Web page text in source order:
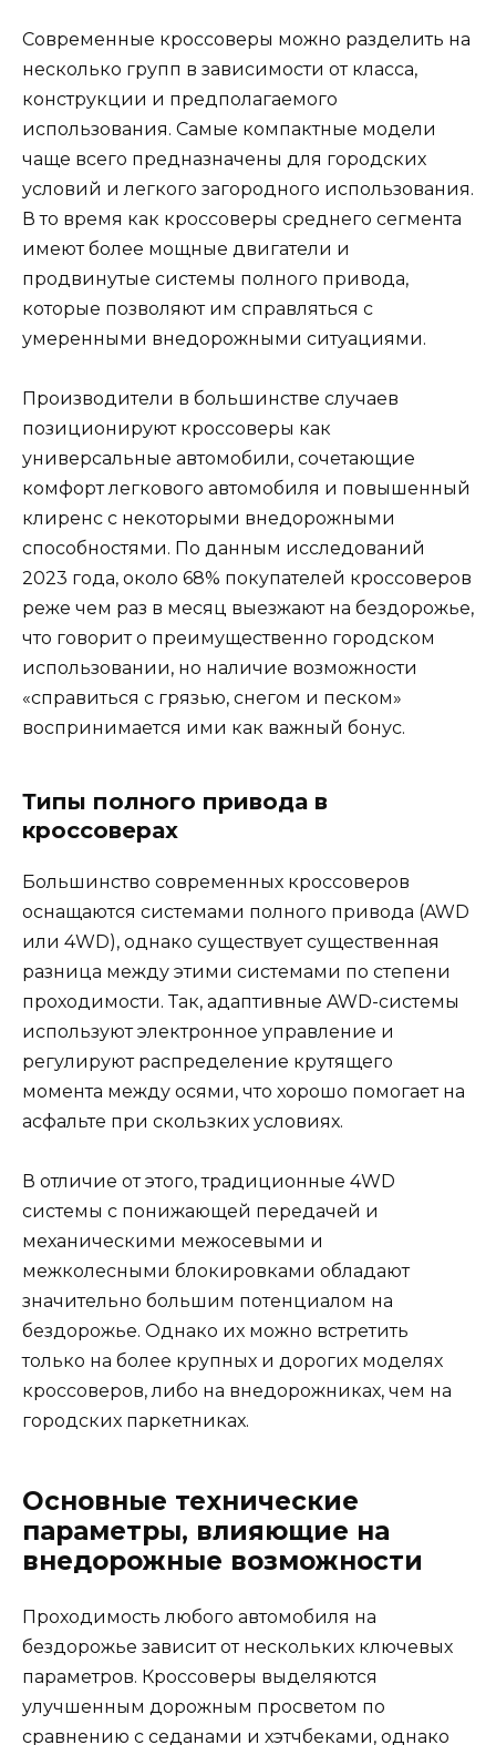
Современные кроссоверы можно разделить на
несколько групп в зависимости от класса,
конструкции и предполагаемого
использования. Самые компактные модели
чаще всего предназначены для городских
условий и легкого загородного использования.
В то время как кроссоверы среднего сегмента
имеют более мощные двигатели и
продвинутые системы полного привода,
которые позволяют им справляться с
умеренными внедорожными ситуациями.
Производители в большинстве случаев
позиционируют кроссоверы как
универсальные автомобили, сочетающие
комфорт легкового автомобиля и повышенный
клиренс с некоторыми внедорожными
способностями. По данным исследований
2023 года, около 68% покупателей кроссоверов
реже чем раз в месяц выезжают на бездорожье,
что говорит о преимущественно городском
использовании, но наличие возможности
«справиться с грязью, снегом и песком»
воспринимается ими как важный бонус.
Типы полного привода в
кроссоверах
Большинство современных кроссоверов
оснащаются системами полного привода (AWD
или 4WD), однако существует существенная
разница между этими системами по степени
проходимости. Так, адаптивные AWD-системы
используют электронное управление и
регулируют распределение крутящего
момента между осями, что хорошо помогает на
асфальте при скользких условиях.
В отличие от этого, традиционные 4WD
системы с понижающей передачей и
механическими межосевыми и
межколесными блокировками обладают
значительно большим потенциалом на
бездорожье. Однако их можно встретить
только на более крупных и дорогих моделях
кроссоверов, либо на внедорожниках, чем на
городских паркетниках.
Основные технические
параметры, влияющие на
внедорожные возможности
Проходимость любого автомобиля на
бездорожье зависит от нескольких ключевых
параметров. Кроссоверы выделяются
улучшенным дорожным просветом по
сравнению с седанами и хэтчбеками, однако